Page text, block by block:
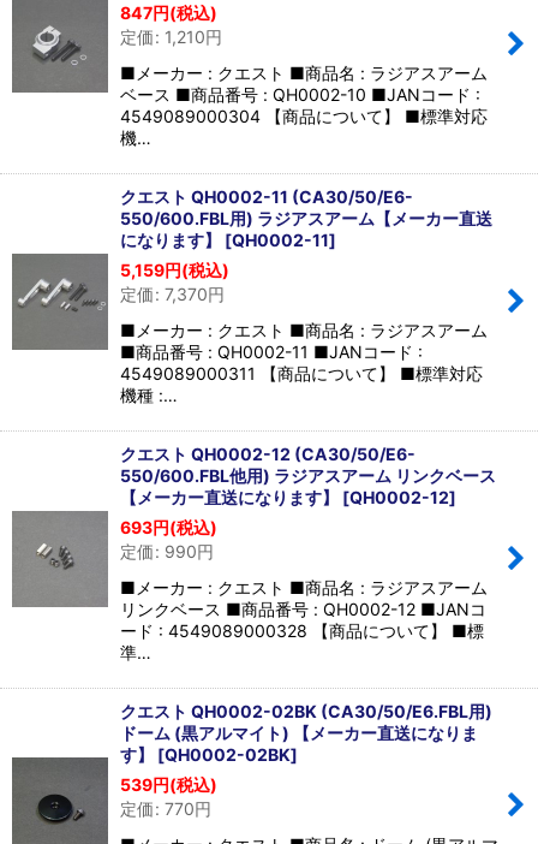
847円(税込)
定価: 1,210円
■メーカー : クエスト ■商品名 : ラジアスアーム
ベース ■商品番号 : QH0002-10 ■JANコード :
4549089000304 【商品について】 ■標準対応
機…
クエスト QH0002-11 (CA30/50/E6-
550/600.FBL用) ラジアスアーム【メーカー直送
になります】
[QH0002-11]
5,159円(税込)
定価: 7,370円
■メーカー : クエスト ■商品名 : ラジアスアーム
■商品番号 : QH0002-11 ■JANコード :
4549089000311 【商品について】 ■標準対応
機種 :…
クエスト QH0002-12 (CA30/50/E6-
550/600.FBL他用) ラジアスアーム リンクベース
【メーカー直送になります】
[QH0002-12]
693円(税込)
定価: 990円
■メーカー : クエスト ■商品名 : ラジアスアーム
リンクベース ■商品番号 : QH0002-12 ■JANコ
ード : 4549089000328 【商品について】 ■標
準…
クエスト QH0002-02BK (CA30/50/E6.FBL用)
ドーム (黒アルマイト) 【メーカー直送になりま
す】
[QH0002-02BK]
539円(税込)
定価: 770円